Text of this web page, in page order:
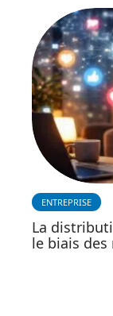
ENTREPRISE
La
le biais des